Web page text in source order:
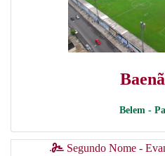
Belem -
Segundo Nome -